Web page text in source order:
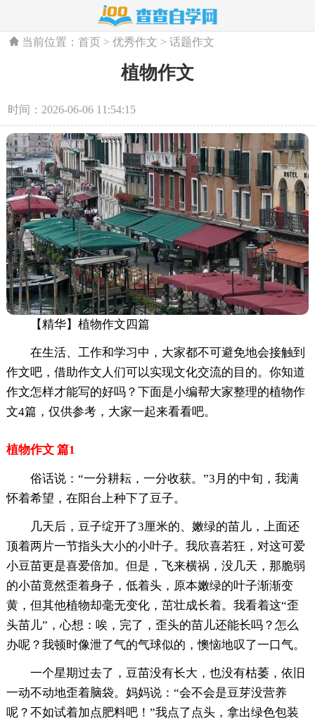
当前位置：首页 >优秀作文 >话题作文
植物作文
时间：2026-06-06 11:54:15
【精华】植物作文四篇
在生活、工作和学习中，大家都不可避免地会接触到
作文吧，借助作文人们可以实现文化交流的目的。你知道
作文怎样才能写的好吗？下面是小编帮大家整理的植物作
文4篇，仅供参考，大家一起来看看吧。
植物作文 篇1
俗话说：“一分耕耘，一分收获。”3月的中旬，我满
怀着希望，在阳台上种下了豆子。
几天后，豆子绽开了3厘米的、嫩绿的苗儿，上面还
顶着两片一节指头大小的小叶子。我欣喜若狂，对这可爱
小豆苗更是喜爱倍加。但是，飞来横祸，没几天，那脆弱
的小苗竟然歪着身子，低着头，原本嫩绿的叶子渐渐变
黄，但其他植物却毫无变化，茁壮成长着。我看着这“歪
头苗儿”，心想：唉，完了，歪头的苗儿还能长吗？怎么
办呢？我顿时像泄了气的气球似的，懊恼地叹了一口气。
一个星期过去了，豆苗没有长大，也没有枯萎，依旧
一动不动地歪着脑袋。妈妈说：“会不会是豆芽没营养
呢？不如试着加点肥料吧！”我点了点头，拿出绿色包装